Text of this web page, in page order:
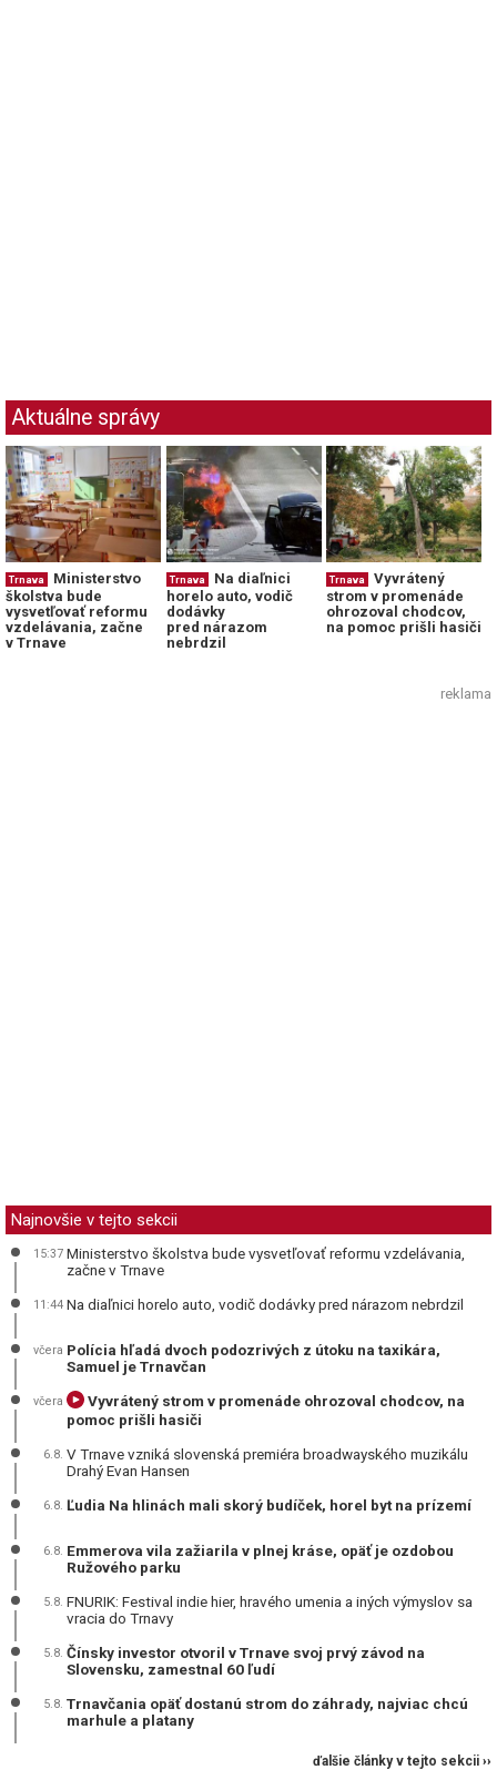
Aktuálne správy
Trnava
Ministerstvo
školstva bude
vysvetľovať reformu
vzdelávania, začne
v Trnave
Trnava
Na diaľnici
horelo auto, vodič
dodávky
pred nárazom
nebrdzil
Trnava
Vyvrátený
strom v promenáde
ohrozoval chodcov,
na pomoc prišli hasiči
reklama
Najnovšie v tejto sekcii
15:37 Ministerstvo školstva bude vysvetľovať reformu vzdelávania,
začne v Trnave
11:44 Na diaľnici horelo auto, vodič dodávky pred nárazom nebrdzil
včera Polícia hľadá dvoch podozrivých z útoku na taxikára,
Samuel je Trnavčan
včera
Vyvrátený strom v promenáde ohrozoval chodcov, na
pomoc prišli hasiči
6.8. V Trnave vzniká slovenská premiéra broadwayského muzikálu
Drahý Evan Hansen
6.8. Ľudia Na hlinách mali skorý budíček, horel byt na prízemí
6.8. Emmerova vila zažiarila v plnej kráse, opäť je ozdobou
Ružového parku
5.8. FNURIK: Festival indie hier, hravého umenia a iných výmyslov sa
vracia do Trnavy
5.8. Čínsky investor otvoril v Trnave svoj prvý závod na
Slovensku, zamestnal 60 ľudí
5.8. Trnavčania opäť dostanú strom do záhrady, najviac chcú
marhule a platany
ďalšie články v tejto sekcii ››